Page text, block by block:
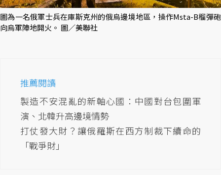
圖為一名俄軍士兵在庫斯克州的俄烏邊境地區，操作Msta-B榴彈砲
向烏軍陣地開火。 圖／美聯社
推薦閱讀
製造不安混亂的新軸心國：中國對台包圍軍
演、北韓升高邊境情勢
打仗發大財？讓俄羅斯在西方制裁下續命的
「戰爭財」